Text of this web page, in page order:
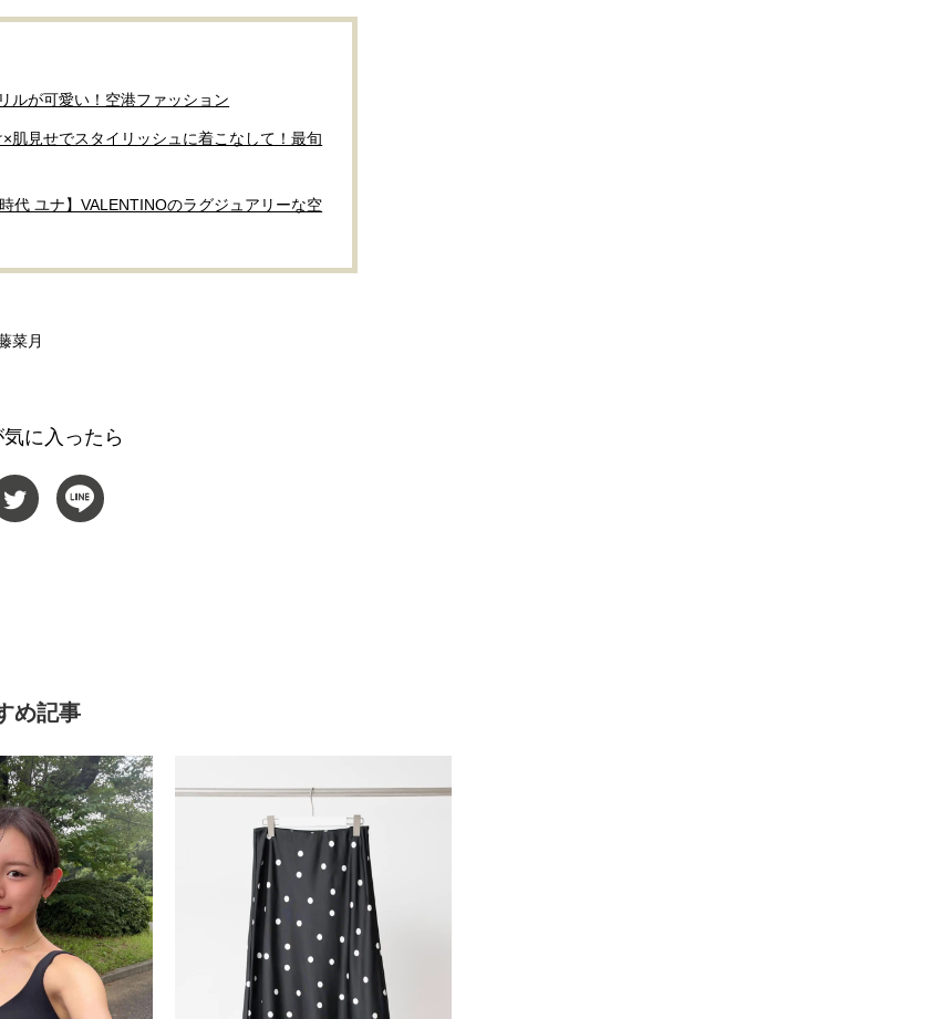
ルが可愛い！空港ファッション
肌見せでスタイリッシュに着こなして！最旬
代 ユナ】VALENTINOのラグジュアリーな空
菜月
に入ったら
め記事